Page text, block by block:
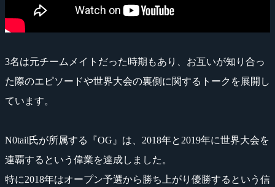
3名は元チームメイトだった時期もあり、お互いが知り合っ
た際のエピソードや世界大会の裏側に関するトークを展開し
ています。
N0tail氏が所属する『OG』は、2018年と2019年に世界大会を
連覇するという偉業を達成しました。
特に2018年はオープン予選から勝ち上がり優勝するという信